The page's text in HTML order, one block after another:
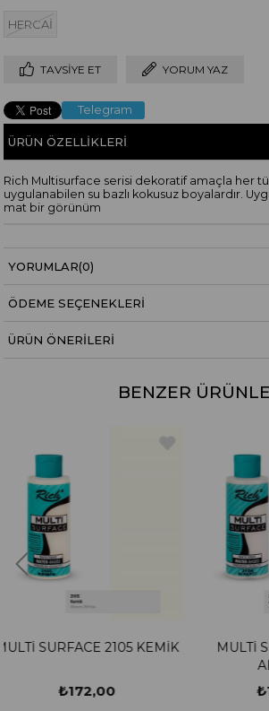
HERCAİ
TAVSIYE ET YORUM YAZ
Telegram
ÜRÜN ÖZELLIKLERI
Rich Multisurface serisi dekoratif amaçla her
uygulanabilen su bazlı kokusuz boyalardır.
mat bir görünüm
YORUMLAR(0)
ÖDEME SEÇENEKLERI
ÜRÜN ÖNERILERI
BENZER
2105 KEMİK
MULTİ SURFACE 2106